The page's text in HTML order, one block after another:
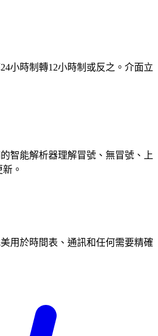
小時制轉12小時制或反之。介面立
智能解析器理解冒號、無冒號、上
。
用於時間表、通訊和任何需要精確